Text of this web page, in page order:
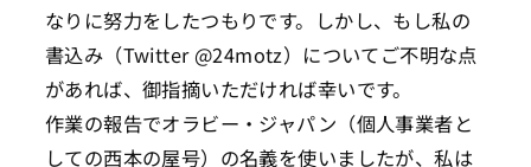
なりに努力をしたつもりです。しかし、もし私の
書込み（Twitter @24motz）についてご不明な点
があれば、御指摘いただければ幸いです。
作業の報告でオラビー・ジャパン（個人事業者と
しての西本の屋号）の名義を使いましたが、私は